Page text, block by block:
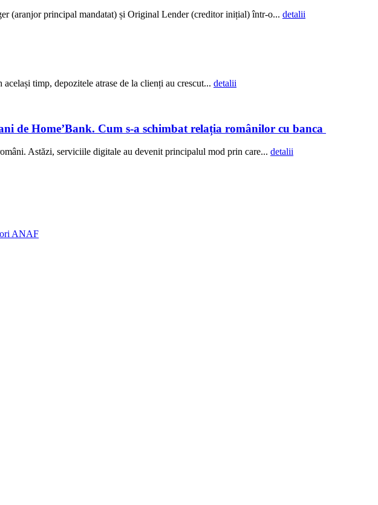
(aranjor principal mandatat) și Original Lender (creditor inițial) într-o... detalii
timp, depozitele atrase de la clienți au crescut... detalii
de Home’Bank. Cum s-a schimbat relația românilor cu banca
Astăzi, serviciile digitale au devenit principalul mod prin care... detalii
ANAF